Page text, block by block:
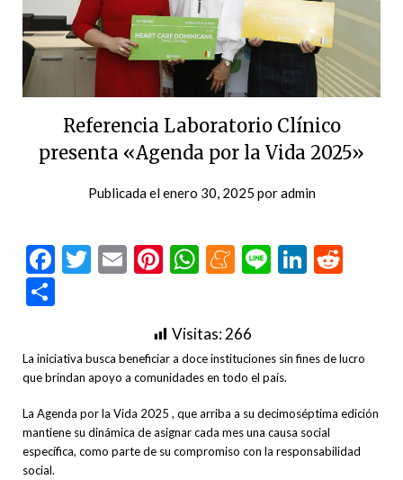
Referencia Laboratorio Clínico
presenta «Agenda por la Vida 2025»
Publicada elenero 30, 2025 poradmin
Facebook
Twitter
EmailPinterest
WhatsApp
Meneame
Line
Visitas:266
La iniciativa busca beneficiar a doce instituciones sin fines de lucro
que brindan apoyo a comunidades en todo el país.
La Agenda por la Vida 2025 , que arriba a su decimoséptima edición
mantiene su dinámica de asignar cada mes una causa social
específica, como parte de su compromiso con la responsabilidad
social.